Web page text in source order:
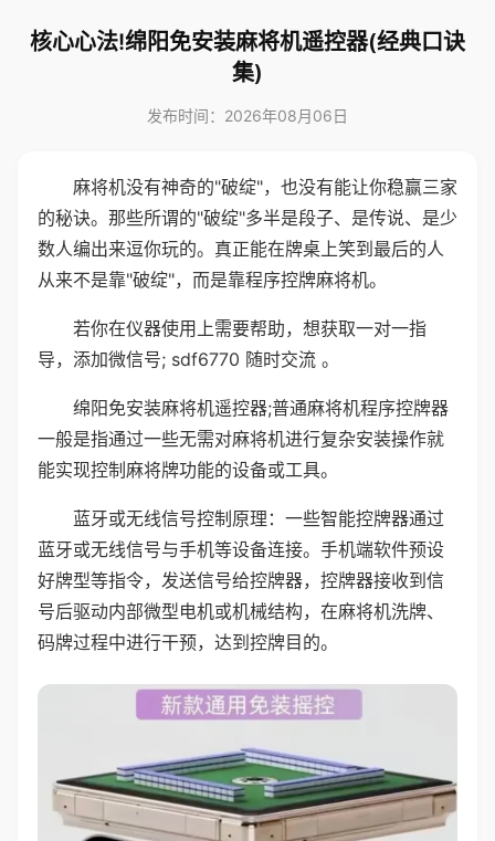
核心心法!绵阳免安装麻将机遥控器(经典口诀
集)
发布时间：2026年08月06日
麻将机没有神奇的"破绽"，也没有能让你稳赢三家
的秘诀。那些所谓的"破绽"多半是段子、是传说、是少
数人编出来逗你玩的。真正能在牌桌上笑到最后的人
从来不是靠"破绽"，而是靠程序控牌麻将机。
若你在仪器使用上需要帮助，想获取一对一指
导，添加微信号; sdf6770 随时交流 。
绵阳免安装麻将机遥控器;普通麻将机程序控牌器
一般是指通过一些无需对麻将机进行复杂安装操作就
能实现控制麻将牌功能的设备或工具。
蓝牙或无线信号控制原理：一些智能控牌器通过
蓝牙或无线信号与手机等设备连接。手机端软件预设
好牌型等指令，发送信号给控牌器，控牌器接收到信
号后驱动内部微型电机或机械结构，在麻将机洗牌、
码牌过程中进行干预，达到控牌目的。